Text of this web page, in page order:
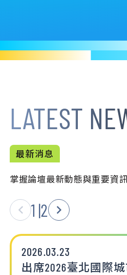
LATEST
最新消息
掌握論壇最新動態與重要資
1 |2
2026.03.23
出席2026臺北國際